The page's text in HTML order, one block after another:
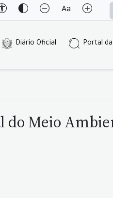
Diário Oficial Portal
do Meio